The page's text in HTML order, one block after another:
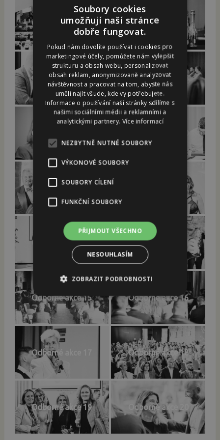
Odborné akce 05 Odborné akce 06
Odborné akce 07 Odborné akce 08
Odborné akce 09
Odborné akce 11 Odborné akce 12
Odborné akce 13 Odborné akce 14
Odborné akce 15 Odborné akce 16
Odborné akce 17 Odborné akce 18
Odborné akce 19 Odborné akce 20
Soubory cookies
umožňují naší stránce
dobře fungovat.
Pokud nám dovolíte používat i cookies pro
marketingové účely, pomůžete nám vylepšit
strukturu a obsah webu, personalizovat
obsah reklam, anonymizovaně analyzovat
návštěvnost a pracovat na tom, abyste nás
uměli najít všude, kde vy potřebujete.
Informace o používání naší stránky sdílíme s
našimi sociálními médii a reklamními a
analytickými partnery. Více informací
NEZBYTNĚ NUTNÉ SOUBORY
VÝKONOVÉ SOUBORY
SOUBORY CÍLENÍ
FUNKČNÍ SOUBORY
PŘIJMOUT VŠECHNO
NESOUHLASÍM
ZOBRAZIT PODROBNOSTI
Nezbytně nutné soubory
Výkonové soubory
Soubory cílení
Funkční soubory
Nezbytně nutné soubory cookie umožňují
základní funkce webových stránek, jako je
přihlášení uživatele a správa účtu. Webové
stránky nelze bez nezbytně nutných souborů
cookie správně používat.
Název
Poskytovatel / Doména Vyprší
CookieScriptConsent
CookieScript
www.fingopropartnery.cz
3
měsíce